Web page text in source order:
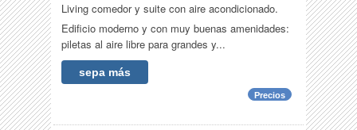
Living comedor y suite con aire acondicionado.
Edificio moderno y con muy buenas amenidades:
piletas al aire libre para grandes y...
sepa más
Precios